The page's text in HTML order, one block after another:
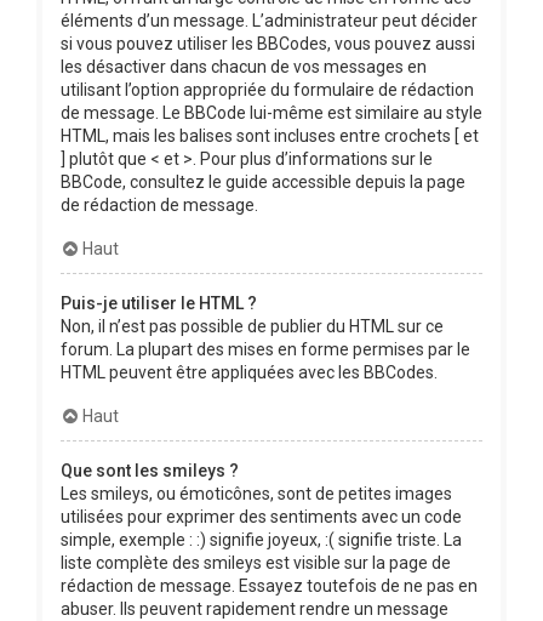
éléments d’un message. L’administrateur peut décider
si vous pouvez utiliser les BBCodes, vous pouvez aussi
les désactiver dans chacun de vos messages en
utilisant l’option appropriée du formulaire de rédaction
de message. Le BBCode lui-même est similaire au style
HTML, mais les balises sont incluses entre crochets [ et
] plutôt que < et >. Pour plus d’informations sur le
BBCode, consultez le guide accessible depuis la page
de rédaction de message.
Haut
Puis-je utiliser le HTML ?
Non, il n’est pas possible de publier du HTML sur ce
forum. La plupart des mises en forme permises par le
HTML peuvent être appliquées avec les BBCodes.
Haut
Que sont les smileys ?
Les smileys, ou émoticônes, sont de petites images
utilisées pour exprimer des sentiments avec un code
simple, exemple : :) signifie joyeux, :( signifie triste. La
liste complète des smileys est visible sur la page de
rédaction de message. Essayez toutefois de ne pas en
abuser. Ils peuvent rapidement rendre un message